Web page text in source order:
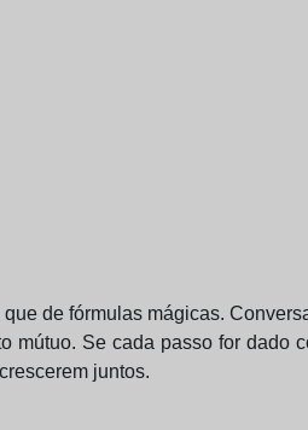
de fórmulas mágicas.
mútuo. Se cada passo for dado
juntos.